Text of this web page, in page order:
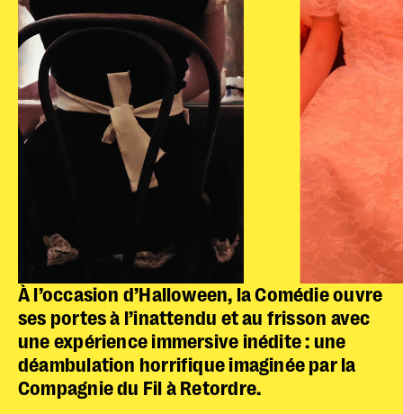
À l’occasion d’Halloween, la Comédie ouvre
ses portes à l’inattendu et au frisson avec
une expérience immersive inédite : une
déambulation horrifique imaginée par la
Compagnie du Fil à Retordre.